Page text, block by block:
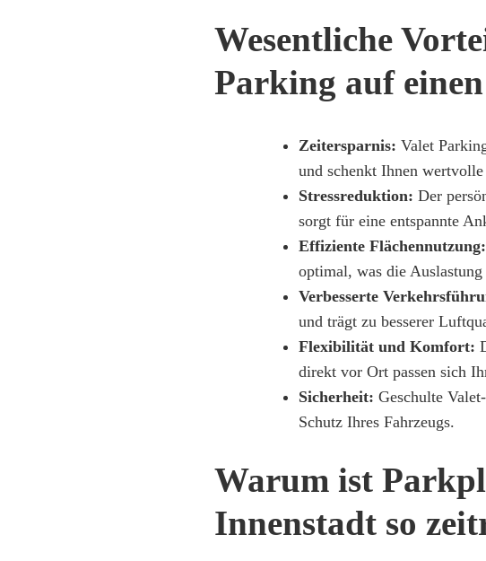
Wesentliche
Parking auf
Zeitersparnis: Valet
und schenkt Ihnen
Stressreduktion: Der
sorgt für eine entspannte
Effiziente Flächennutzung:
optimal, was die
Verbesserte
und trägt zu besserer
Flexibilität und Komfort:
direkt vor Ort passen sich
Sicherheit: Geschulte
Schutz Ihres Fahrzeugs.
Warum ist
Innenstadt so